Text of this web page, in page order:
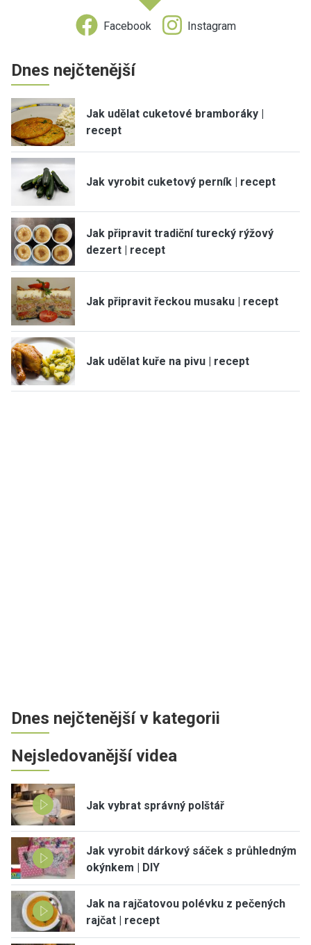
Facebook Instagram
Dnes nejčtenější
Jak udělat cuketové bramboráky |
recept
Jak vyrobit cuketový perník | recept
Jak připravit tradiční turecký rýžový
dezert | recept
Jak připravit řeckou musaku | recept
Jak udělat kuře na pivu | recept
Dnes nejčtenější v kategorii
Nejsledovanější videa
Jak vybrat správný polštář
Jak vyrobit dárkový sáček s průhledným
okýnkem | DIY
Jak na rajčatovou polévku z pečených
rajčat | recept